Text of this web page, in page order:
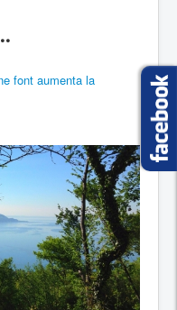
font aumenta la